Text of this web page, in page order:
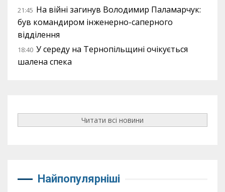
21:45 На війні загинув Володимир Паламарчук:
був командиром інженерно-саперного
відділення
18:40 У середу на Тернопільщині очікується
шалена спека
Читати всі новини
Найпопулярніші